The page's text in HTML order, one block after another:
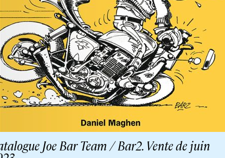
Joe Bar Team / Bar2. Vente de juin